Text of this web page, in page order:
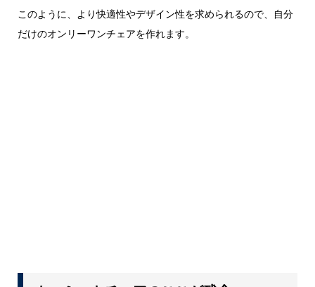
このように、より快適性やデザイン性を求められるので、自分
だけのオンリーワンチェアを作れます。